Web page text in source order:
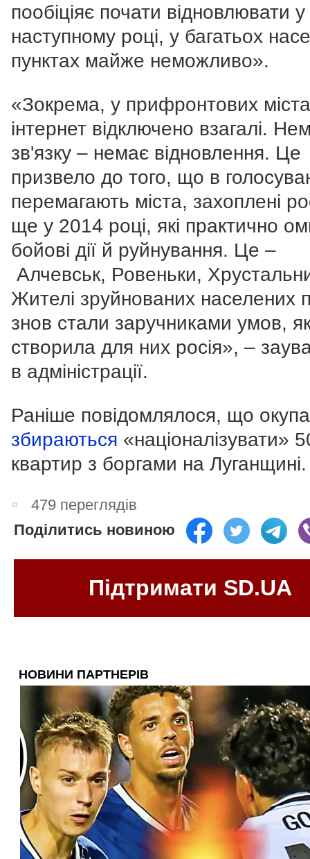
пообіціяє почати відновлювати у
наступному році, у багатьох
пунктах майже неможливо».
«Зокрема, у прифронтових
інтернет відключено взагалі.
зв'язку – немає відновлення. Це
призвело до того, що в
перемагають міста, захоплені
ще у 2014 році, які практично
бойові дії й руйнування. Це –
Алчевськ, Ровеньки,
Жителі зруйнованих населених
знов стали заручниками умов,
створила для них росія», –
в адміністрації.
Раніше повідомлялося, що
збираються «націоналізувати»
квартир з боргами на Луганщині.
479 переглядів
Поділитись новиною
Підтримати SD.UA